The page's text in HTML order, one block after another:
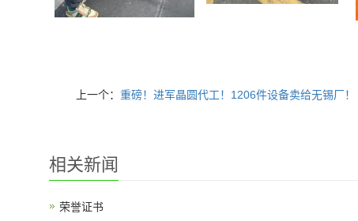
上一个：重磅！进军晶圆代工！1206件设备卖给无锡厂！
相关新闻
荣誉证书